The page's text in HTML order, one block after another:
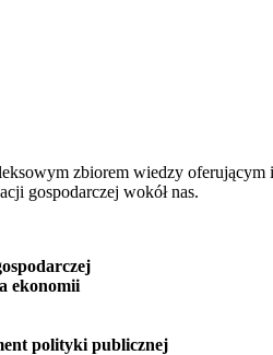
zbiorem wiedzy
gospodarczej wokół nas.
ekonomii
polityki publicznej